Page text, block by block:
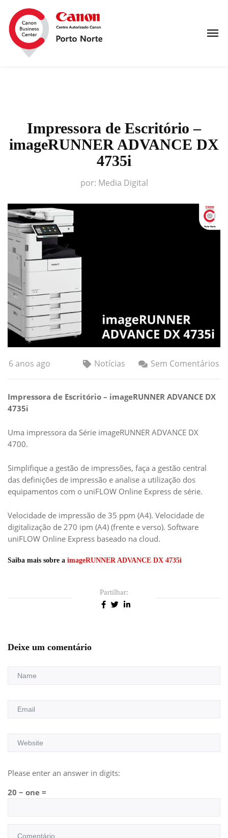
Impressora de Escritório –
imageRUNNER ADVANCE DX
4735i
por: Media Digital
6 anos ago Notícias Sem Comentários
Impressora de Escritório – imageRUNNER ADVANCE DX
4735i
Uma impressora da Série imageRUNNER ADVANCE DX
4700.
Simplifique a gestão de impressões, faça a gestão central
das definições de impressão e analise a utilização dos
equipamentos com o uniFLOW Online Express de série.
Velocidade de impressão de 35 ppm (A4). Velocidade de
digitalização de 270 ipm (A4) (frente e verso). Software
uniFLOW Online Express baseado na cloud.
Saiba mais sobre a imageRUNNER ADVANCE DX 4735i
Partilhar:
Deixe um comentário
Please enter an answer in digits:
20 − one =